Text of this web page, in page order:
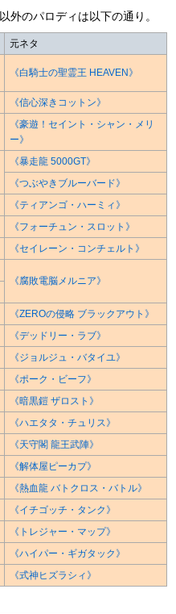
以外のパロディは以下の通り。
元ネタ
《白騎士の聖霊王 HEAVEN》
《信心深きコットン》
《豪遊！セイント・シャン・メリ
ー》
《暴走龍 5000GT》
《つぶやきブルーバード》
《ティアンゴ・ハーミィ》
《フォーチュン・スロット》
《セイレーン・コンチェルト》
《腐敗電脳メルニア》
《ZEROの侵略 ブラックアウト》
《デッドリー・ラブ》
《ジョルジュ・バタイユ》
《ポーク・ビーフ》
《暗黒鎧 ザロスト》
《ハエタタ・チュリス》
《天守閣 龍王武陣》
《解体屋ピーカプ》
《熱血龍 バトクロス・バトル》
《イチゴッチ・タンク》
《トレジャー・マップ》
《ハイパー・ギガタック》
《式神ヒズラシィ》